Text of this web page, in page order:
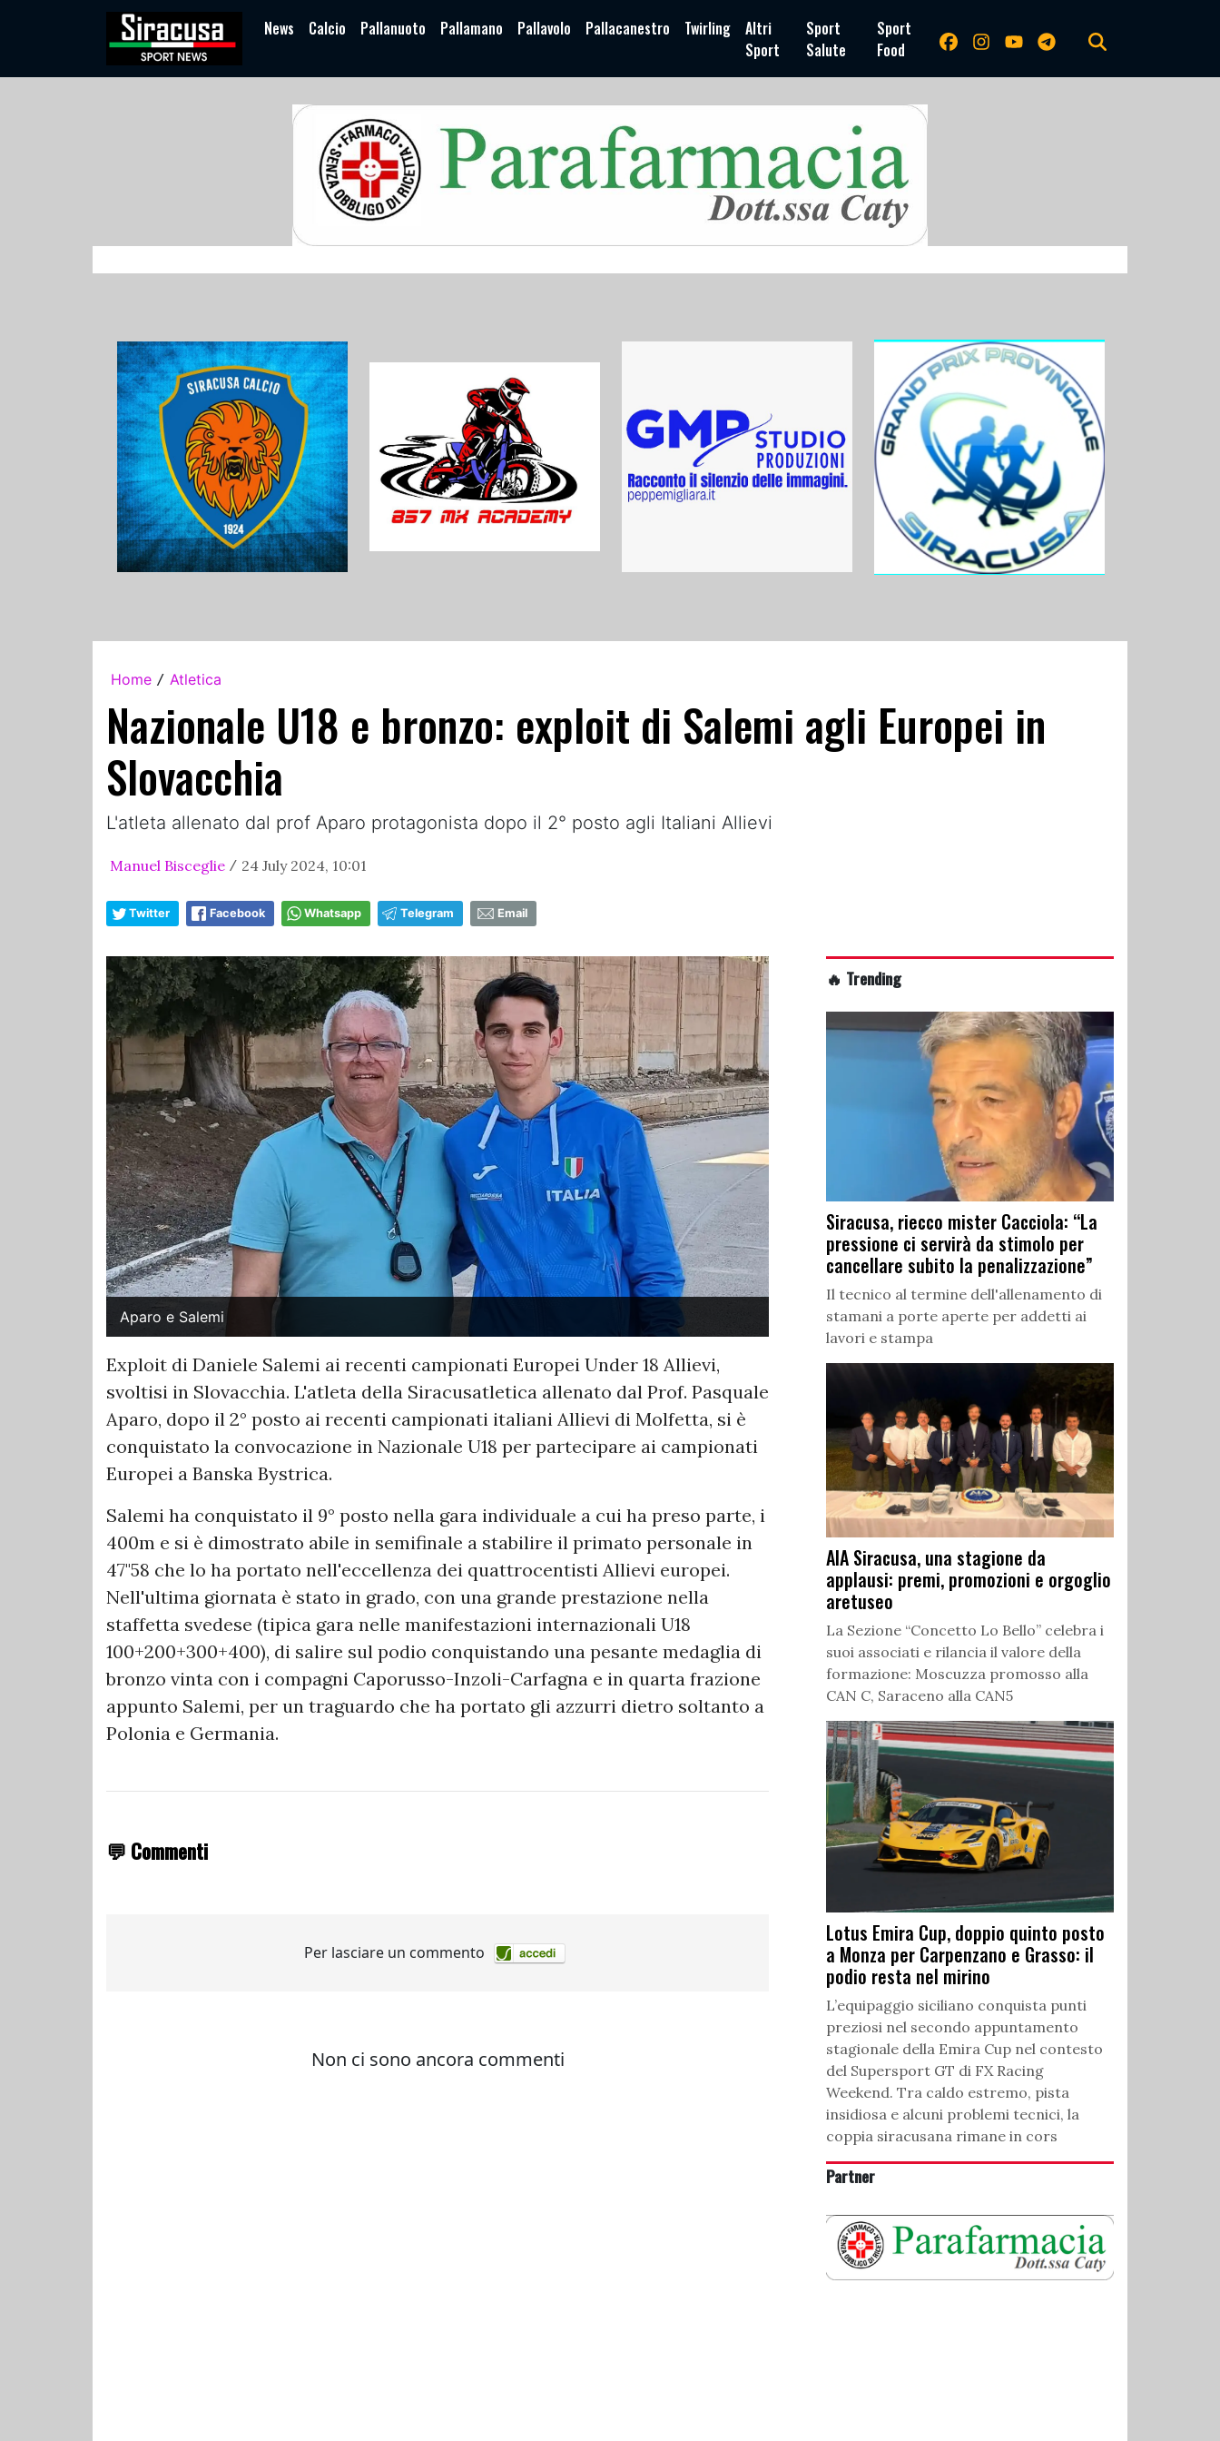
News Calcio Pallanuoto Pallamano Pallavolo Pallacanestro Twirling
Altri
Sport
Sport
Salute
Sport
Food
Home / Atletica
Nazionale U18 e bronzo: exploit di Salemi agli Europei in
Slovacchia
L'atleta allenato dal prof Aparo protagonista dopo il 2° posto agli Italiani Allievi
Manuel Bisceglie / 24 July 2024, 10:01
Twitter Facebook Whatsapp Telegram Email
Aparo e Salemi
Exploit di Daniele Salemi ai recenti campionati Europei Under 18 Allievi,
svoltisi in Slovacchia. L'atleta della Siracusatletica allenato dal Prof. Pasquale
Aparo, dopo il 2° posto ai recenti campionati italiani Allievi di Molfetta, si è
conquistato la convocazione in Nazionale U18 per partecipare ai campionati
Europei a Banska Bystrica.
Salemi ha conquistato il 9° posto nella gara individuale a cui ha preso parte, i
400m e si è dimostrato abile in semifinale a stabilire il primato personale in
47"58 che lo ha portato nell'eccellenza dei quattrocentisti Allievi europei.
Nell'ultima giornata è stato in grado, con una grande prestazione nella
staffetta svedese (tipica gara nelle manifestazioni internazionali U18
100+200+300+400), di salire sul podio conquistando una pesante medaglia di
bronzo vinta con i compagni Caporusso-Inzoli-Carfagna e in quarta frazione
appunto Salemi, per un traguardo che ha portato gli azzurri dietro soltanto a
Polonia e Germania.
💬 Commenti
🔥 Trending
Siracusa, riecco mister Cacciola: “La
pressione ci servirà da stimolo per
cancellare subito la penalizzazione”
Il tecnico al termine dell'allenamento di
stamani a porte aperte per addetti ai
lavori e stampa
AIA Siracusa, una stagione da
applausi: premi, promozioni e orgoglio
aretuseo
La Sezione “Concetto Lo Bello” celebra i
suoi associati e rilancia il valore della
formazione: Moscuzza promosso alla
CAN C, Saraceno alla CAN5
Lotus Emira Cup, doppio quinto posto
a Monza per Carpenzano e Grasso: il
podio resta nel mirino
L’equipaggio siciliano conquista punti
preziosi nel secondo appuntamento
stagionale della Emira Cup nel contesto
del Supersport GT di FX Racing
Weekend. Tra caldo estremo, pista
insidiosa e alcuni problemi tecnici, la
coppia siracusana rimane in cors
Partner